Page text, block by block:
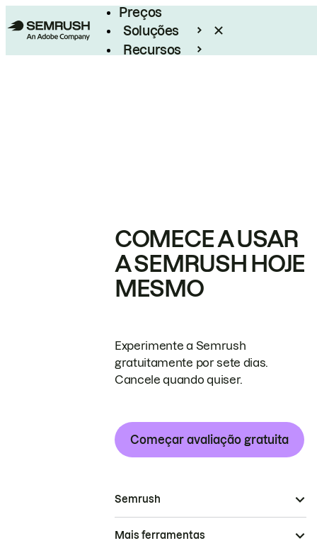
Preços
Soluções
Recursos
COMECE A USAR
A SEMRUSH HOJE
MESMO
Experimente a Semrush
gratuitamente por sete dias.
Cancele quando quiser.
Começar avaliação gratuita
Semrush
Mais ferramentas